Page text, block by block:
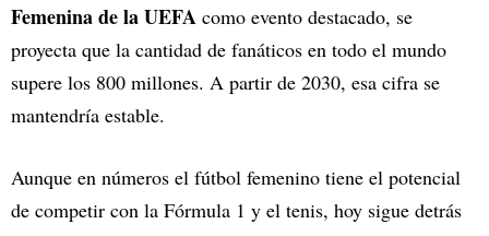
Femeninade laUEFA como evento destacado, se
proyecta que la cantidad de fanáticos en todo el mundo
supere los 800 millones. A partir de 2030, esa cifra se
mantendría estable.
Aunque en números el fútbol femenino tiene el potencial
de competir con la Fórmula 1 y el tenis, hoy sigue detrás